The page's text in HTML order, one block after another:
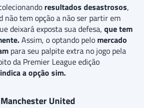
resultados desastrosos,
não tem opção a não ser partir em
deixará exposta sua defesa, que tem
Assim, o optando pelo mercado
para seu palpite extra no jogo pela
da Premier League edição
indica a opção sim.
United